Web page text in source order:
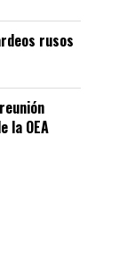
rusos
la OEA